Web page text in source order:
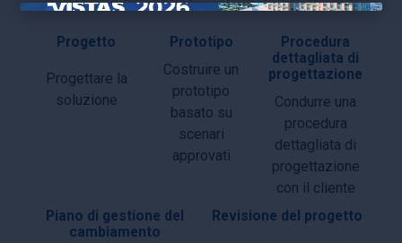
Progetto
Progettare la
soluzione
Prototipo
Costruire un
prototipo
basato su
scenari
approvati
Procedura
dettagliata di
progettazione
Condurre una
procedura
dettagliata di
progettazione
con il cliente
Piano di gestione del
cambiamento
Revisione del progetto